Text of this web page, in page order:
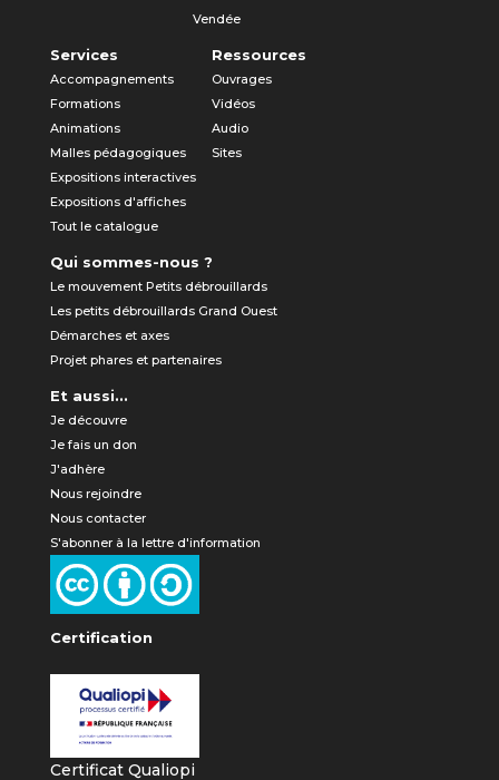
Vendée
Services
Accompagnements
Formations
Animations
Malles pédagogiques
Expositions interactives
Expositions d'affiches
Tout le catalogue
Ressources
Ouvrages
Vidéos
Audio
Sites
Qui sommes-nous ?
Le mouvement Petits débrouillards
Les petits débrouillards Grand Ouest
Démarches et axes
Projet phares et partenaires
Et aussi...
Je découvre
Je fais un don
J'adhère
Nous rejoindre
Nous contacter
S'abonner à la lettre d'information
Certification
Certificat Qualiopi